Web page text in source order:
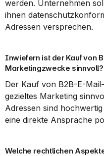
werden. Unternehmen
ihnen
Adressen versprechen.
Inwiefern ist der Kauf von
Marketingzwecke sinnvoll?
Der Kauf von B2B-E-
gezieltes Marketing
Adressen sind
eine direkte Ansprache
Welche rechtlichen